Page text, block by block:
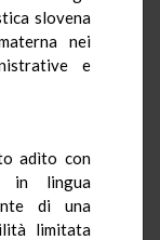
slovena
nei
e
adìto con
in lingua
di una
limitata